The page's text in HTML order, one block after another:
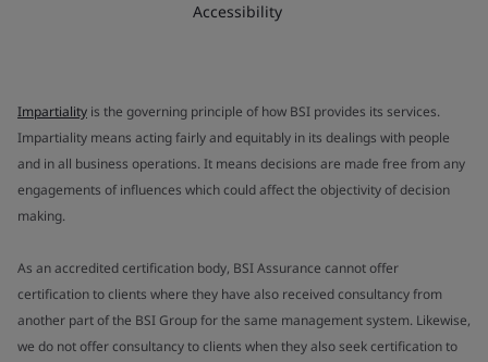
Accessibility
Impartiality is the governing principle of how BSI provides its services.
Impartiality means acting fairly and equitably in its dealings with people
and in all business operations. It means decisions are made free from any
engagements of influences which could affect the objectivity of decision
making.
As an accredited certification body, BSI Assurance cannot offer
certification to clients where they have also received consultancy from
another part of the BSI Group for the same management system. Likewise,
we do not offer consultancy to clients when they also seek certification to